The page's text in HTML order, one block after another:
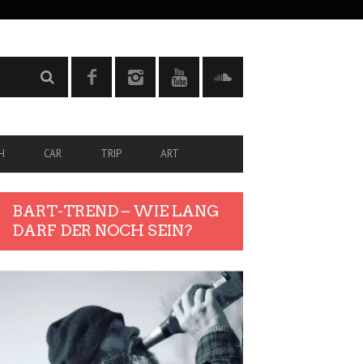
CAR TRIP ART
BART-TREND – WIE LANG
DARF DER NOCH SEIN?